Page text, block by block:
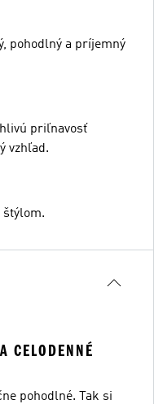
pohodlný a príjemný
priľnavosť
vzhľad.
štýlom.
CELODENNÉ
pohodlné. Tak si